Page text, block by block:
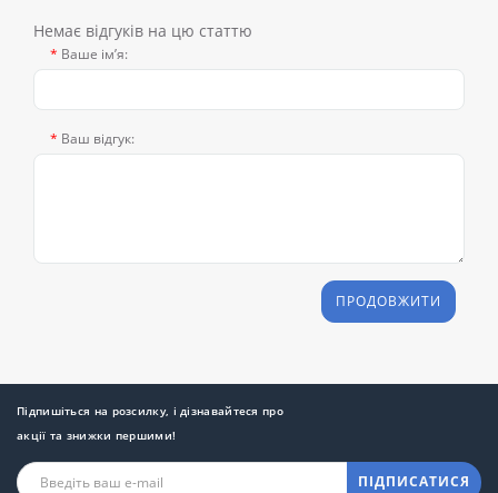
Немає відгуків на цю статтю
Ваше ім’я:
Ваш відгук:
ПРОДОВЖИТИ
Підпишіться на розсилку, і дізнавайтеся про
акції та знижки першими!
ПІДПИСАТИСЯ